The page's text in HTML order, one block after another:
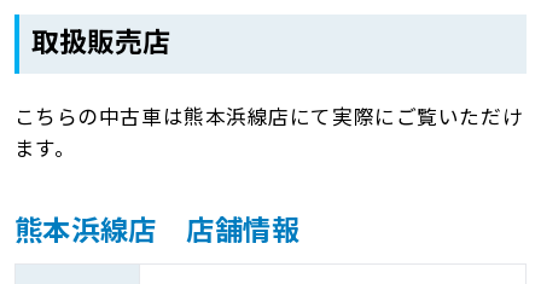
取扱販売店
こちらの中古車は熊本浜線店にて実際にご覧いただけ
ます。
熊本浜線店 店舗情報